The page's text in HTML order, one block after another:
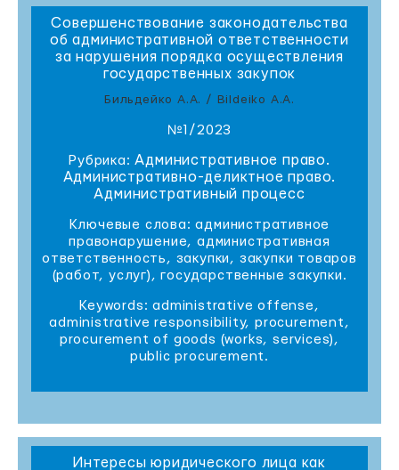
Совершенствование законодательства
об административной ответственности
за нарушения порядка осуществления
государственных закупок
Бильдейко А.А. / Bildeiko A.A.
№1/2023
Рубрика:Административное право.
Административно-деликтное право.
Административный процесс
Ключевые слова: административное
правонарушение, административная
ответственность, закупки, закупки товаров
(работ, услуг), государственные закупки.
Keywords: administrative offense,
administrative responsibility, procurement,
procurement of goods (works, services),
public procurement.
Интересы юридического лица как